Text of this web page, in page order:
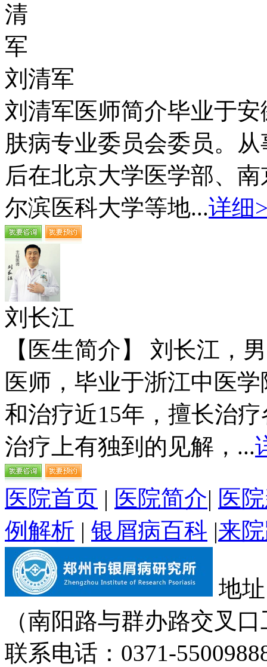
刘清军
刘清军医师简介毕业于
肤病专业委员会委员。
后在北京大学医学部、
尔滨医科大学等地...详细
刘长江
【医生简介】 刘长江，
医师，毕业于浙江中医
和治疗近15年，擅长治
治疗上有独到的见解，...
医院首页 | 医院简介| 医
例解析 | 银屑病百科 |来
地
（南阳路与群办路交叉
联系电话：0371-